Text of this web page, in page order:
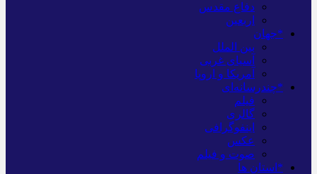
دفاع مقدس
اربعین
*جهان
بین الملل
آسیای غربی
آمریکا و اروپا
*چندرسانه‌ای
فیلم
گالری
اینفوگرافی
عکس
صوت و فیلم
*استان ها